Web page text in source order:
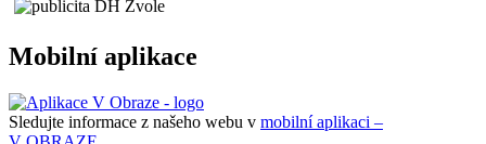
Mobilní aplikace
Sledujte informace z našeho webu v mobilní aplikaci –